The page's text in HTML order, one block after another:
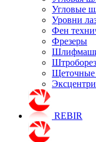
Угловые
Уровни
Фен
Фрезеры
Штроборез
REBIR